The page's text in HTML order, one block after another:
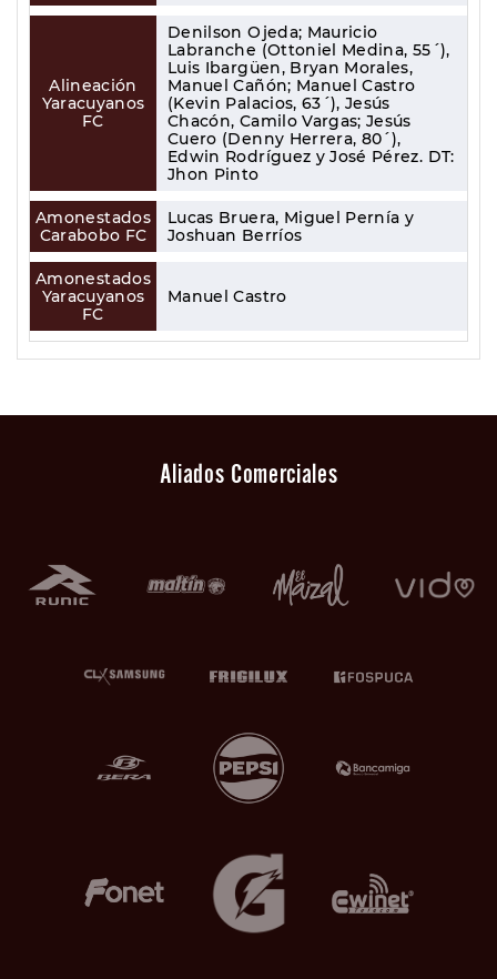
Alineación
Yaracuyanos
FC
Denilson Ojeda; Mauricio
Labranche (Ottoniel Medina, 55´),
Luis Ibargüen, Bryan Morales,
Manuel Cañón; Manuel Castro
(Kevin Palacios, 63´), Jesús
Chacón, Camilo Vargas; Jesús
Cuero (Denny Herrera, 80´),
Edwin Rodríguez y José Pérez. DT:
Jhon Pinto
Amonestados
Carabobo FC
Lucas Bruera, Miguel Pernía y
Joshuan Berríos
Amonestados
Yaracuyanos
FC
Manuel Castro
Aliados Comerciales